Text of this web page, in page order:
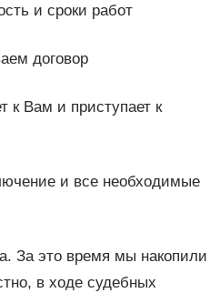
и сроки работ
договор
к Вам и приступает к
и все необходимые
За это время мы накопили
в ходе судебных